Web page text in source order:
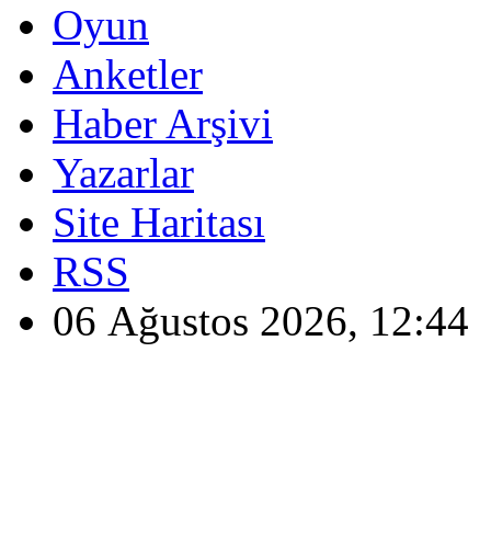
Oyun
Anketler
Haber Arşivi
Yazarlar
Site Haritası
RSS
06 Ağustos 2026, 12:44